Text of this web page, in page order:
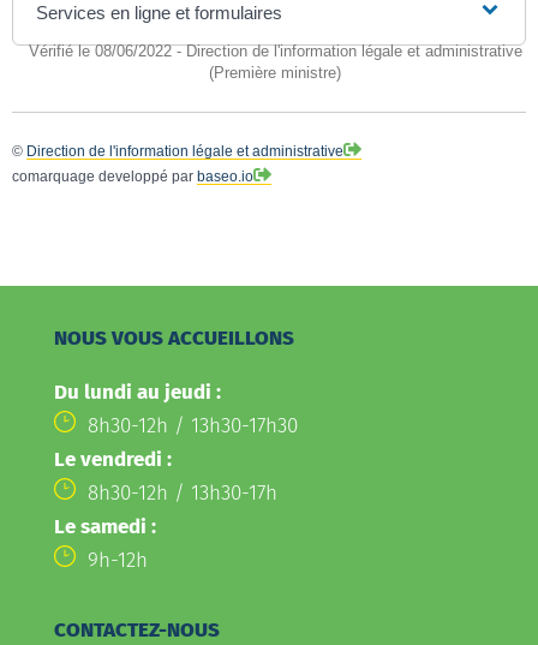
Vérifié le 08/06/2022 - Direction de l'information légale et administrative
(Première ministre)
Services en ligne et formulaires
© Direction de l'information légale et administrative
comarquage developpé par baseo.io
NOUS VOUS ACCUEILLONS
Du lundi au jeudi :
8h30-12h / 13h30-17h30
Le vendredi :
8h30-12h / 13h30-17h
Le samedi :
9h-12h
CONTACTEZ-NOUS